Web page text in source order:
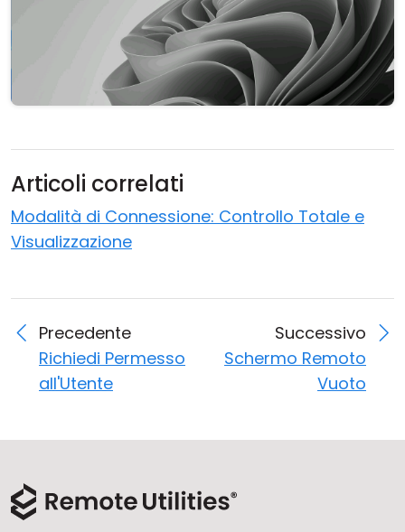
Articoli correlati
Modalità di Connessione: Controllo Totale e
Visualizzazione
Precedente
Richiedi Permesso
all'Utente
Successivo
Schermo Remoto
Vuoto